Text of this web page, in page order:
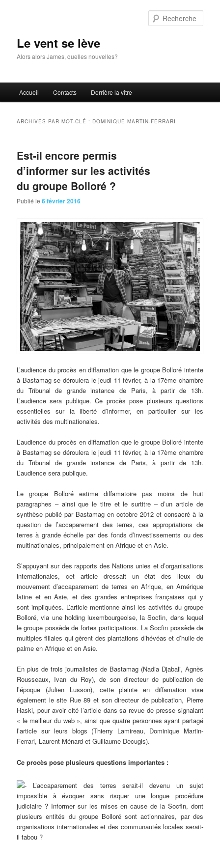
Le vent se lève
Alors alors James, quelles nouvelles?
principal
Accueil Contacts Derrière la vitre
ARCHIVES PAR MOT-CLÉ : DOMINIQUE MARTIN-FERRARI
Est-il encore permis
d’informer sur les activités
du groupe Bolloré ?
Publié le6 février 2016
L’audience du procès en diffamation que le groupe Bolloré intente
à Bastamag se déroulera le jeudi 11 février, à la 17ème chambre
du Tribunal de grande instance de Paris, à partir de 13h.
L’audience sera publique. Ce procès pose plusieurs questions
essentielles sur la liberté d’informer, en particulier sur les
activités des multinationales.
L’audience du procès en diffamation que le groupe Bolloré intente
à Bastamag se déroulera le jeudi 11 février, à la 17ème chambre
du Tribunal de grande instance de Paris, à partir de 13h.
L’audience sera publique.
Le groupe Bolloré estime diffamatoire pas moins de huit
paragraphes – ainsi que le titre et le surtitre – d’un article de
synthèse publié par Bastamag en octobre 2012 et consacré à la
question de l’accaparement des terres, ces appropriations de
terres à grande échelle par des fonds d’investissements ou des
multinationales, principalement en Afrique et en Asie.
S’appuyant sur des rapports des Nations unies et d’organisations
internationales, cet article dressait un état des lieux du
mouvement d’accaparement de terres en Afrique, en Amérique
latine et en Asie, et des grandes entreprises françaises qui y
sont impliquées. L’article mentionne ainsi les activités du groupe
Bolloré, via une holding luxembourgeoise, la Socfin, dans lequel
le groupe possède de fortes participations. La Socfin possède de
multiples filiales qui gèrent des plantations d’hévéas et d’huile de
palme en Afrique et en Asie.
En plus de trois journalistes de Bastamag (Nadia Djabali, Agnès
Rousseaux, Ivan du Roy), de son directeur de publication de
l’époque (Julien Lusson), cette plainte en diffamation vise
également le site Rue 89 et son directeur de publication, Pierre
Haski, pour avoir cité l’article dans sa revue de presse signalant
« le meilleur du web », ainsi que quatre personnes ayant partagé
l’article sur leurs blogs (Thierry Lamireau, Dominique Martin-
Ferrari, Laurent Ménard et Guillaume Decugis).
Ce procès pose plusieurs questions importantes :
L’accaparement des terres serait-il devenu un sujet
impossible à évoquer sans risquer une longue procédure
judiciaire ? Informer sur les mises en cause de la Socfin, dont
plusieurs entités du groupe Bolloré sont actionnaires, par des
organisations internationales et des communautés locales serait-
il tabou ?